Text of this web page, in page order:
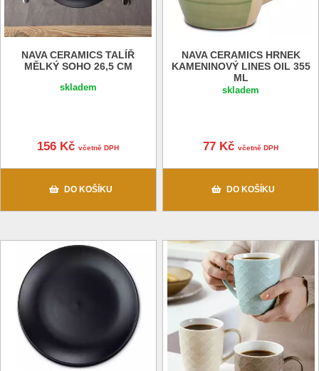
NAVA CERAMICS TALÍŘ
MĚLKÝ SOHO 26,5 CM
skladem
156 Kčvčetně DPH
DO KOŠÍKU
NAVA CERAMICS HRNEK
KAMENINOVÝ LINES OIL 355
ML
skladem
77 Kčvčetně DPH
DO KOŠÍKU